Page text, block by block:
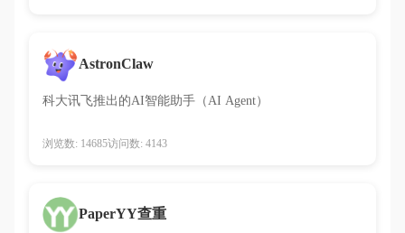
AstronClaw
科大讯飞推出的AI智能助手（AI Agent）
浏览数: 14685访问数: 4143
PaperYY查重